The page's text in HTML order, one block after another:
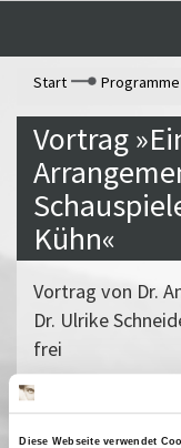
Diese Webseite verwendet
Start
Programme
Vortrag
Kühn«
Vortrag von Dr.
Dr. Ulrike
frei